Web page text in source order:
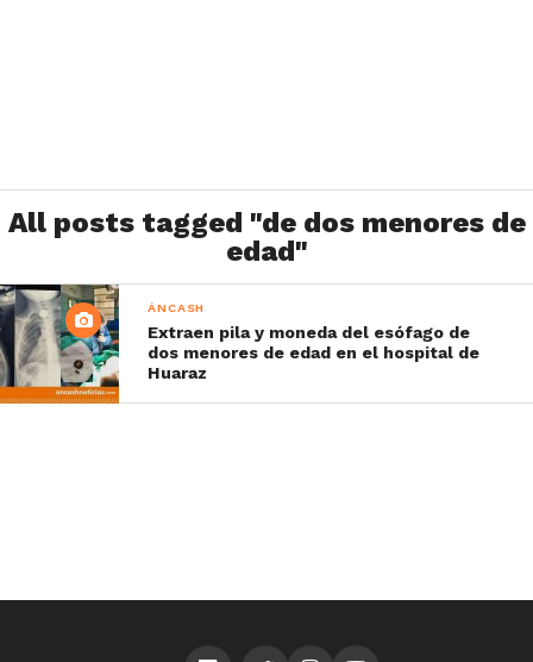
All posts tagged "de dos menores de
edad"
ÁNCASH
Extraen pila y moneda del esófago de
dos menores de edad en el hospital de
Huaraz